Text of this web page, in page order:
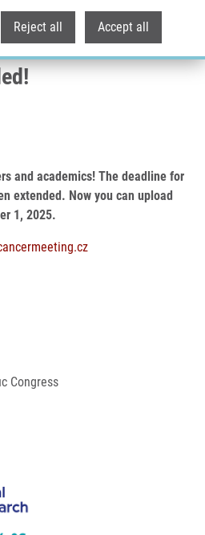
Reject all Accept all
Research
submission
and academics! The deadline for
extended. Now you can upload
1, 2025.
Congress